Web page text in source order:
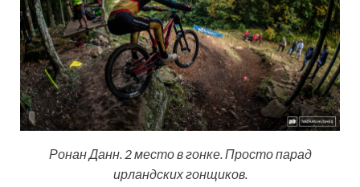
Ронан Данн. 2 место в гонке. Просто парад
ирландских гонщиков.